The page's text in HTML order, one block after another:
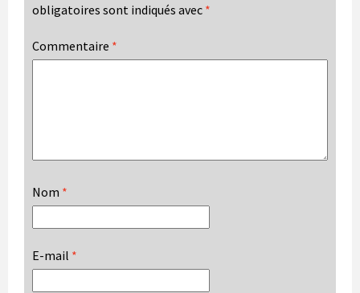
obligatoires sont indiqués avec *
Commentaire *
Nom *
E-mail *